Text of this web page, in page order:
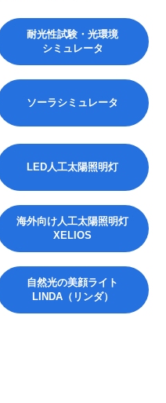
耐光性試験・光環境
シミュレータ
ソーラシミュレータ
LED人工太陽照明灯
海外向け人工太陽照明灯
XELIOS
自然光の美顔ライト
LINDA（リンダ）